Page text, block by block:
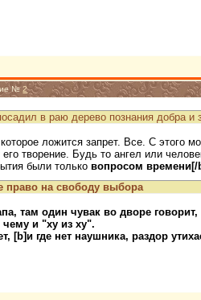
№2
в раю дерево познания добра и
ложится запрет. Все. С этого
творение. Будь то ангел или
были только вопросом времени[/
право на свободу выбора
там один чувак во дворе
и "ху из ху".
[b]и где нет наушника, раздор